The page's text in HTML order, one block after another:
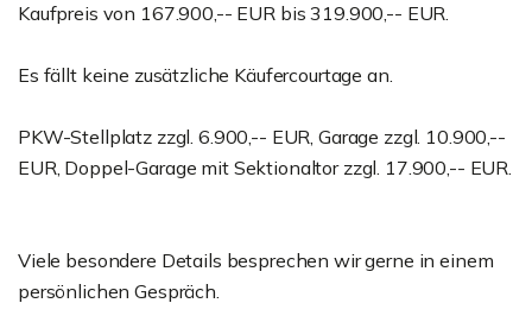
Kaufpreis von 167.900,-- EUR bis 319.900,-- EUR.
Es fällt keine zusätzliche Käufercourtage an.
PKW-Stellplatz zzgl. 6.900,-- EUR, Garage zzgl. 10.900,--
EUR, Doppel-Garage mit Sektionaltor zzgl. 17.900,-- EUR.
Viele besondere Details besprechen wir gerne in einem
persönlichen Gespräch.